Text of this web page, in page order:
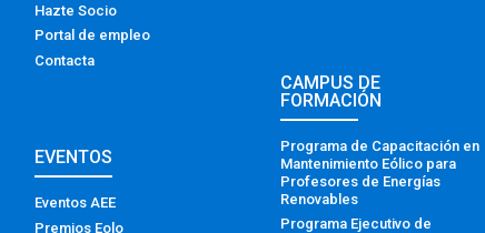
Hazte Socio
Portal de empleo
Contacta
EVENTOS
Eventos AEE
Premios Eolo
CAMPUS DE
FORMACIÓN
Programa de Capacitación en
Mantenimiento Eólico para
Profesores de Energías
Renovables
Programa Ejecutivo de